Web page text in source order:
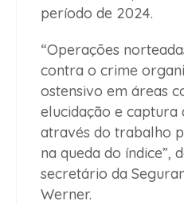
período de 2024.
“Operações
contra o crime
ostensivo em áreas
elucidação e captura
através do trabalho
na queda do índice”,
secretário da
Werner.